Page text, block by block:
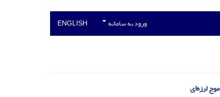
ورود به سامانه ENGLISH
لرزه‌ای